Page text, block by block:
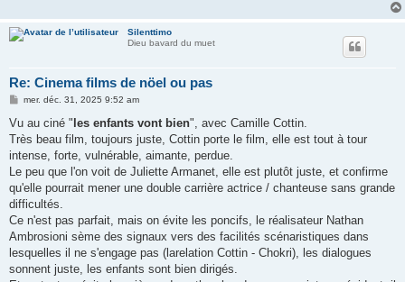
Silenttimo
Dieu bavard du muet
Re: Cinema films de nöel ou pas
M
s
a
g
mer. déc. 31, 2025 9:52 am
Vu au ciné " les enfants vont bien", avec Camille Cottin.
Très beau film, toujours juste, Cottin porte le film, elle est tout à tour
intense, forte, vulnérable, aimante, perdue.
Le peu que l'on voit de Juliette Armanet, elle est plutôt juste, et confirme
qu'elle pourrait mener une double carrière actrice / chanteuse sans grande
difficultés.
Ce n'est pas parfait, mais on évite les poncifs, le réalisateur Nathan
Ambrosioni sème des signaux vers des facilités scénaristiques dans
lesquelles il ne s'engage pas (larelation Cottin - Chokri), les dialogues
sonnent juste, les enfants sont bien dirigés.